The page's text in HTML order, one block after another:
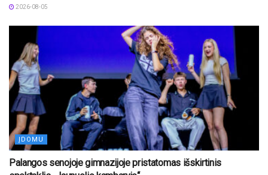
2026-08-05
ĮDOMU
Palangos senojoje gimnazijoje pristatomas išskirtinis